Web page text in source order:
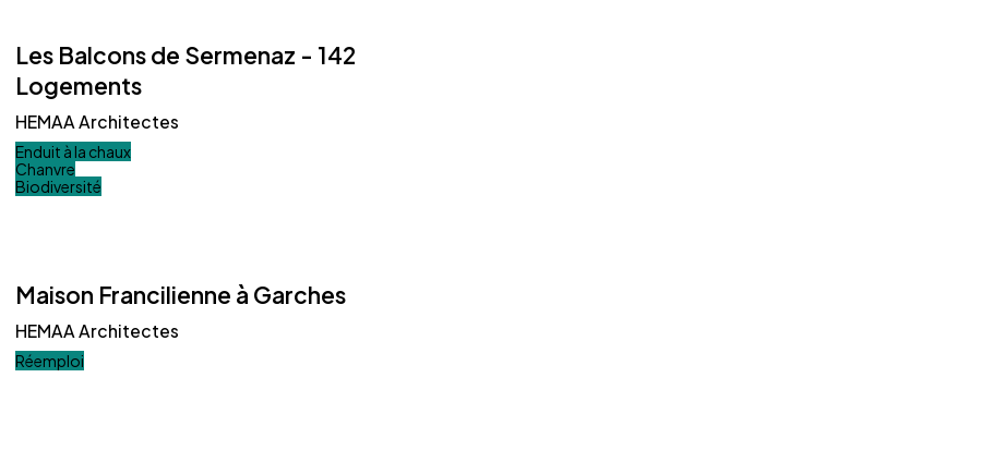
Les Balcons de Sermenaz - 142
Logements
HEMAA Architectes
Enduit à la chaux
Chanvre
Biodiversité
Maison Francilienne à Garches
HEMAA Architectes
Réemploi